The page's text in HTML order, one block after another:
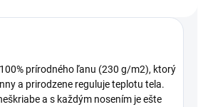
prírodného ľanu (230 g/m2), ktorý
a prirodzene reguluje teplotu tela.
a s každým nosením je ešte